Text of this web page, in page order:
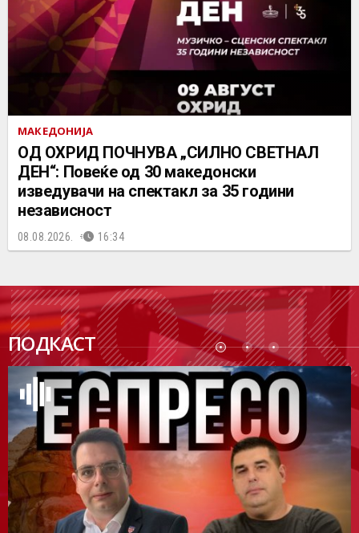
МАКЕДОНИЈА
ОД ОХРИД ПОЧНУВА „СИЛНО СВЕТНАЛ
ДЕН“: Повеќе од 30 македонски
изведувачи на спектакл за 35 години
независност
08.08.2026. 16:34
ПОДКАСТ
ПОДК
АСТ